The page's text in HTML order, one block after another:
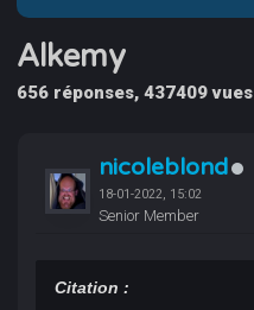
Alkemy
Alkemy
656 réponses, 437409 vues
nicoleblond
18-01-2022, 15:02
Senior Member
Citation :